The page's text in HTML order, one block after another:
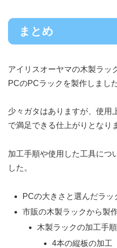
まとめ
アイリスオーヤマの木製ラッ
PCのPCラックを製作しました
少々ガタはありますが、使用
で満足できる仕上がりとなり
加工手順や使用した工具につ
した。
PCの大きさと選んだラッ
市販の木製ラックから製
木製ラックの加工手順
4本の縦板の加工